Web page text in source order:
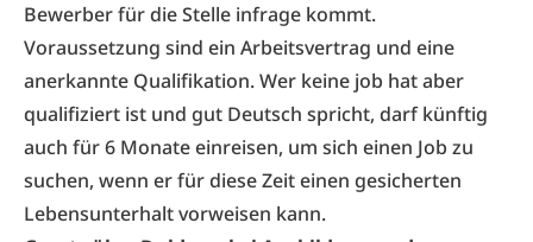
Bewerber für die Stelle infrage kommt.
Voraussetzung sind ein Arbeitsvertrag und eine
anerkannte Qualifikation. Wer keine job hat aber
qualifiziert ist und gut Deutsch spricht, darf künftig
auch für 6 Monate einreisen, um sich einen Job zu
suchen, wenn er für diese Zeit einen gesicherten
Lebensunterhalt vorweisen kann.